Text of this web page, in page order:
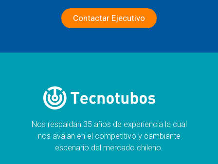
Contactar Ejecutivo
Nos respaldan 35 años de experiencia la cual
nos avalan en el competitivo y cambiante
escenario del mercado chileno.